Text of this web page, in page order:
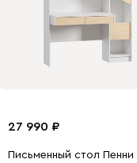
27 990
Письменный стол